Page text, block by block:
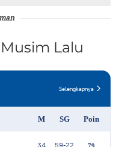
Lalu